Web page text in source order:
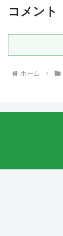
コメント
ホーム